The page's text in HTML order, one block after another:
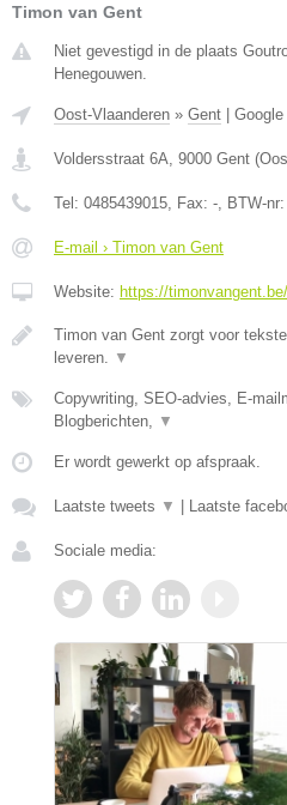
Timon van Gent
Niet gevestigd in de plaats
Henegouwen.
Oost-Vlaanderen » Gent
Voldersstraat 6A, 9000 Gent (
Tel: 0485439015, Fax: -, BTW-nr:
E-mail › Timon van Gent
Website: https://timonvangent.be/
Timon van Gent zorgt voor
leveren. ▼
Copywriting, SEO-advies, E-
Blogberichten, ▼
Er wordt gewerkt op afspraak.
Laatste tweets ▼ Laatste
Sociale media: